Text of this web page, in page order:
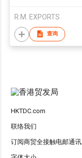
R.M. EXPORTS
查询
HKTDC.com
联络我们
订阅商贸全接触电邮通讯